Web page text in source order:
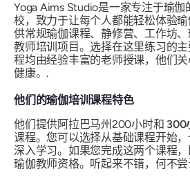
Yoga Aims Studio是一家专注于瑜
校，致力于让每个人都能轻松体验
供常规瑜伽课程、静修营、工作坊
教师培训项目。选择在这里练习的
程均由经验丰富的老师授课，他们
健康。.
他们的瑜伽培训课程特色
他们提供阿拉巴马州200小时和 300
课程。您可以选择从基础课程开始
深入学习。如果您完成这两个课程
瑜伽教师资格。听起来不错，何不尝